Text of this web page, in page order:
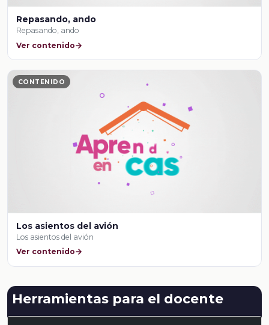
Repasando, ando
Repasando, ando
Ver contenido
CONTENIDO
Los asientos del avión
Los asientos del avión
Ver contenido
Herramientas para el docente